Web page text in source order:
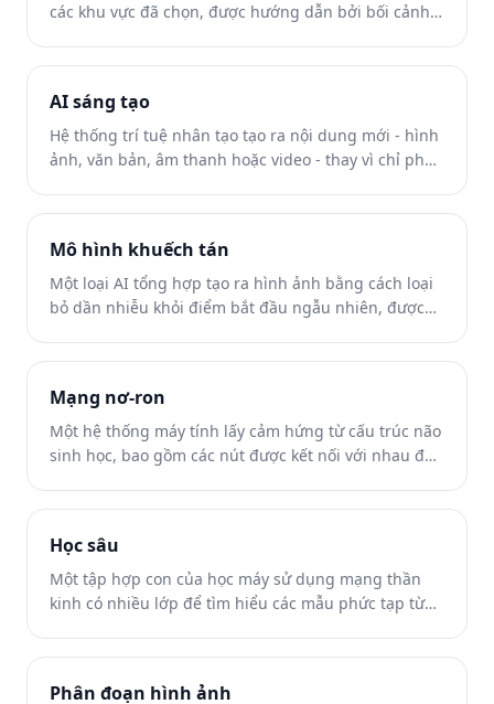
các khu vực đã chọn, được hướng dẫn bởi bối cảnh
AI sáng tạo
Hệ thống trí tuệ nhân tạo tạo ra nội dung mới - hình
ảnh, văn bản, âm thanh hoặc video - thay vì chỉ phân
Mô hình khuếch tán
Một loại AI tổng hợp tạo ra hình ảnh bằng cách loại
bỏ dần nhiễu khỏi điểm bắt đầu ngẫu nhiên, được
Mạng nơ-ron
Một hệ thống máy tính lấy cảm hứng từ cấu trúc não
sinh học, bao gồm các nút được kết nối với nhau để
Học sâu
Một tập hợp con của học máy sử dụng mạng thần
kinh có nhiều lớp để tìm hiểu các mẫu phức tạp từ
Phân đoạn hình ảnh